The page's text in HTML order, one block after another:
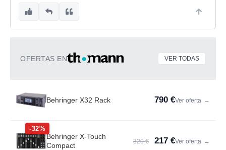
OFERTAS EN VER TODAS
Behringer X32 Rack 790 €Ver oferta →
-32%
Behringer X-Touch
Compact
320 € 217 €Ver oferta →